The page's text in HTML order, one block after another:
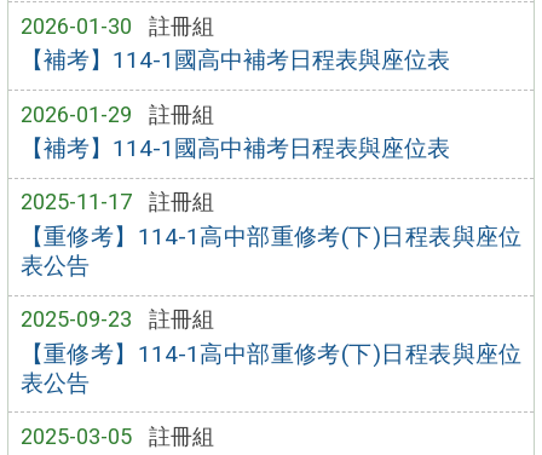
2026-01-30 註冊組
【補考】114-1國高中補考日程表與座位表
2026-01-29 註冊組
【補考】114-1國高中補考日程表與座位表
2025-11-17 註冊組
【重修考】114-1高中部重修考(下)日程表與座位
表公告
2025-09-23 註冊組
【重修考】114-1高中部重修考(下)日程表與座位
表公告
2025-03-05 註冊組